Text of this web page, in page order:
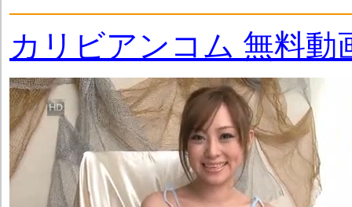
カリビアンコム 無料動